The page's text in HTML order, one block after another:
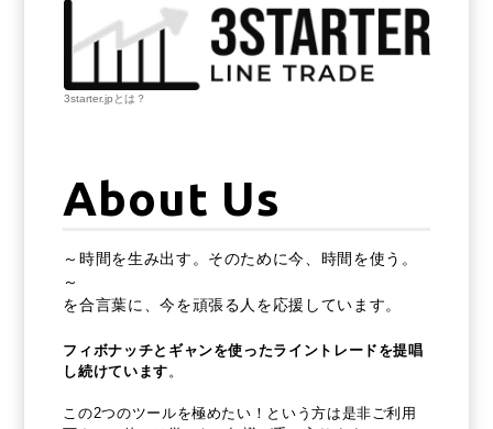
3starter.jpとは？
About Us
～時間を生み出す。そのために今、時間を使う。
～
を合言葉に、今を頑張る人を応援しています。
フィボナッチとギャンを使ったライントレードを提唱
し続けています 。
この2つのツールを極めたい！という方は是非ご利用